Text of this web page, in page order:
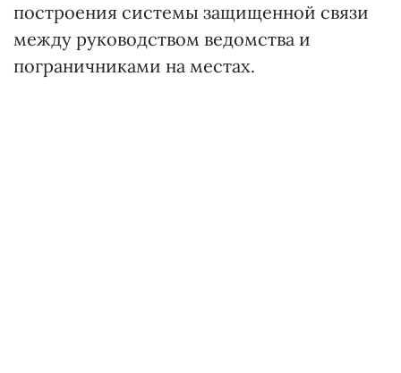
построения системы защищенной связи
между руководством ведомства и
пограничниками на местах.